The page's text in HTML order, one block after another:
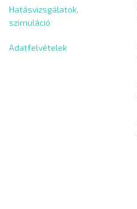
Hatásvizsgálatok,
szimuláció
Adatfelvételek